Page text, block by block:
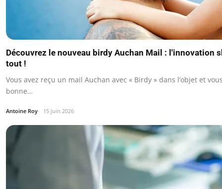
Découvrez le nouveau birdy Auchan Mail : l'innovation
tout !
Vous avez reçu un mail Auchan avec « Birdy » dans l’objet et
bonne…
Antoine Roy 15 juin 2026